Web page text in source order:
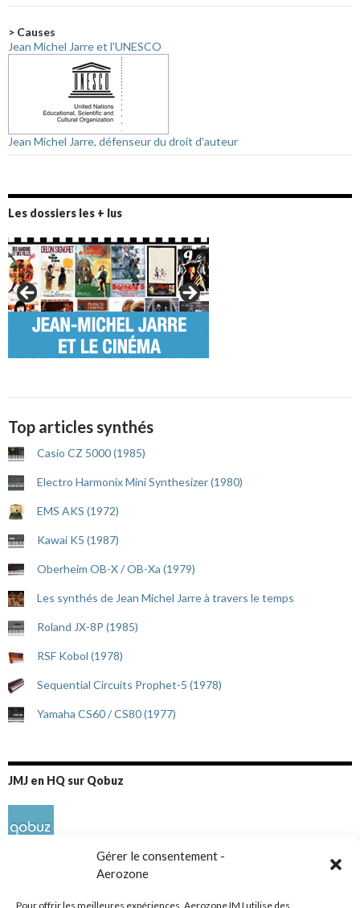
Gérer le consentement -
Aerozone
Pour offrir les meilleures expériences, AerozoneJMJ utilise des
> Causes
Jean Michel Jarre et l'UNESCO
Jean Michel Jarre, défenseur du droit d'auteur
Les dossiers les + lus
Top articles synthés
Casio CZ 5000 (1985)
Electro Harmonix Mini Synthesizer (1980)
EMS AKS (1972)
Kawai K5 (1987)
Oberheim OB-X / OB-Xa (1979)
Les synthés de Jean Michel Jarre à travers le temps
Roland JX-8P (1985)
RSF Kobol (1978)
Sequential Circuits Prophet-5 (1978)
Yamaha CS60 / CS80 (1977)
JMJ en HQ sur Qobuz